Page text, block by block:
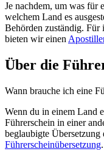
Je nachdem, um was für
welchem Land es
Behörden zuständig. Für
bieten wir einen
Über die
Wann brauche ich eine
Wenn du in einem Land
Führerschein in einer
beglaubigte
Führerscheinübersetzung.